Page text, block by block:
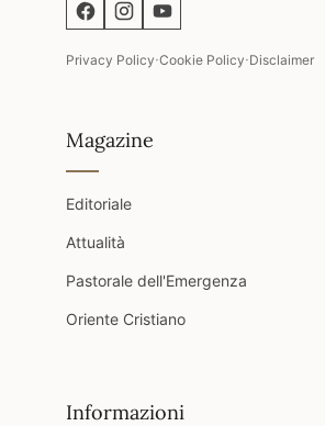
Privacy Policy·Cookie Policy·Disclaimer
Magazine
Editoriale
Attualità
Pastorale dell'Emergenza
Oriente Cristiano
Informazioni